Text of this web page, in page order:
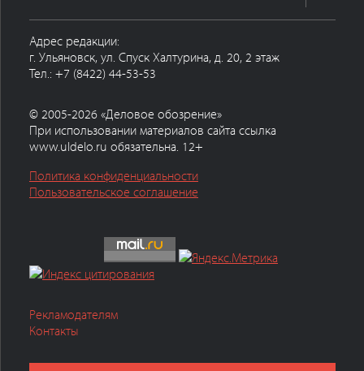
Адрес редакции:
г. Ульяновск, ул. Спуск Халтурина, д. 20, 2 этаж
Тел.: +7 (8422) 44-53-53
© 2005-2026 «Деловое обозрение»
При использовании материалов сайта ссылка
www.uldelo.ru обязательна. 12+
Политика конфиденциальности
Пользовательское соглашение
Рекламодателям
Контакты